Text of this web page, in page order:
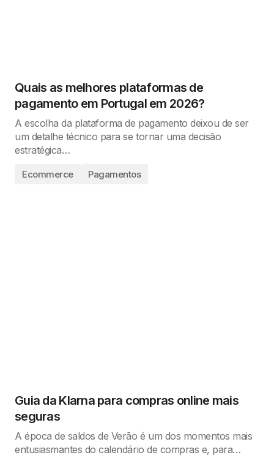
Quais as melhores plataformas de
pagamento em Portugal em 2026?
A escolha da plataforma de pagamento deixou de ser
um detalhe técnico para se tornar uma decisão
estratégica…
Ecommerce Pagamentos
Guia da Klarna para compras online mais
seguras
A época de saldos de Verão é um dos momentos mais
entusiasmantes do calendário de compras e, para…